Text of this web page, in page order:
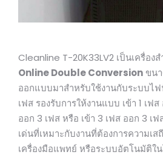
Cleanline T-20K33LV2 เป็นเครื่อง
Online Double Conversionขน
ออกแบบมาสำหรับใช้งานกับระบบไฟ
เฟส รองรับการให้งานแบบ เข้า 1 เฟส
ออก 3 เฟส หรือ เข้า 3 เฟส ออก 3
เด่นที่เหมาะกับงานที่ต้องการความเ
เครื่องมือแพทย์ หรือระบบอัตโนมัติใน